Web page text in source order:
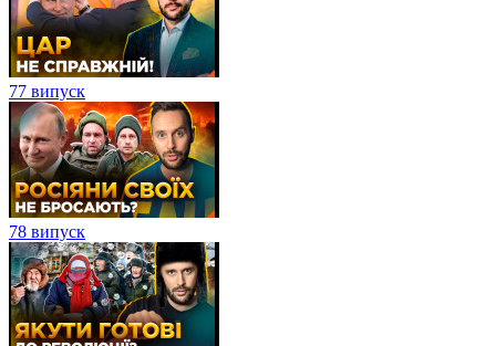
77 випуск
78 випуск